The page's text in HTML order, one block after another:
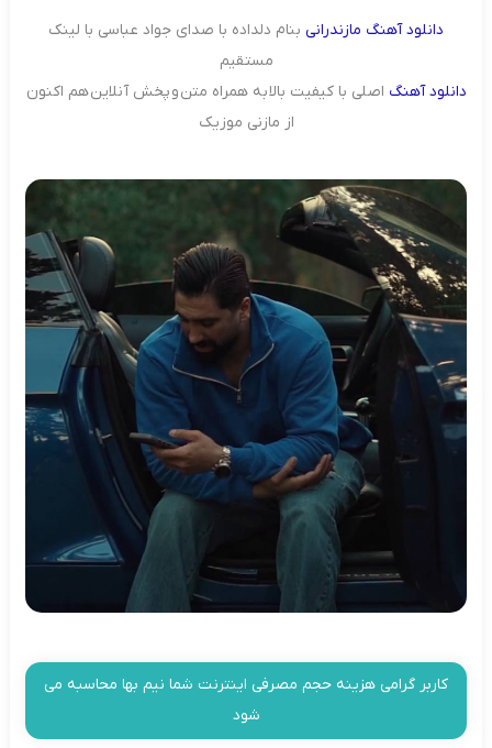
دانلودآهنگ مازندرانی بنام دلداده با صدای جواد عباسی با لینک
مستقیم
دانلودآهنگ اصلی با کیفیت بالا به همراه متن و پخش آنلاین هم اکنون
از مازنی موزیک
کاربر گرامی هزینه حجم مصرفی اینترنت شما نیم بها محاسبه می
شود